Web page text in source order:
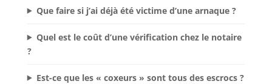
Que faire si j’ai déjà été victime d’une arnaque ?
Quel est le coût d’une vérification chez le notaire
?
Est-ce que les « coxeurs » sont tous des escrocs ?